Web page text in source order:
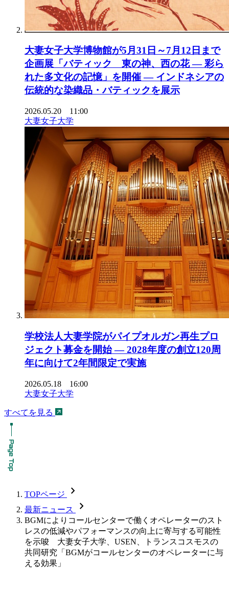
大妻女子大学博物館が5月31日～7月12日まで
企画展「バティック 東の神、西の花 ― 彩ら
れた多文化の記憶」を開催 ― インドネシアの
伝統的な染織品・バティックを展示
2026.05.20 11:00
大妻女子大学
学校法人大妻学院がパイプオルガン再生プロ
ジェクト募金を開始 ― 2028年度の創立120周
年に向けて2年間限定で実施
2026.05.18 16:00
大妻女子大学
すべてを見る
TOPページ chevron_forward
最新ニュース chevron_forward
BGMによりコールセンターで働くオペレーターのスト
レスの低減やパフォーマンスの向上に寄与する可能性
を示唆 大妻女子大学、USEN、トランスコスモスの
共同研究「BGMがコールセンターのオペレーターに与
える効果」